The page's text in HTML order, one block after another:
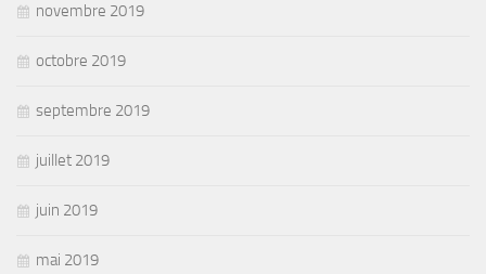
novembre 2019
octobre 2019
septembre 2019
juillet 2019
juin 2019
mai 2019